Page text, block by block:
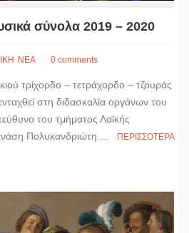
σύνολα 2019 – 2020
ΝΕΑ 0 comments
τρίχορδο – τετράχορδο – τζουράς
στη διδασκαλία οργάνων του
του τμήματος Λαϊκής
Πολυκανδριώτη....
ΠΕΡΙΣΣΟΤΕΡΑ